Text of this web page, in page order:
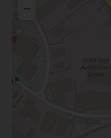
−